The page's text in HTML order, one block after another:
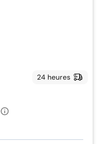
24 heures